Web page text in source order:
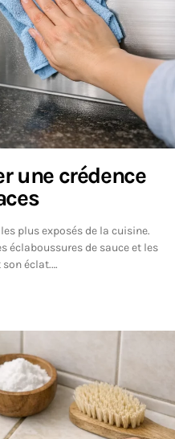
une crédence
plus exposés de la cuisine.
éclaboussures de sauce et les
son éclat.…